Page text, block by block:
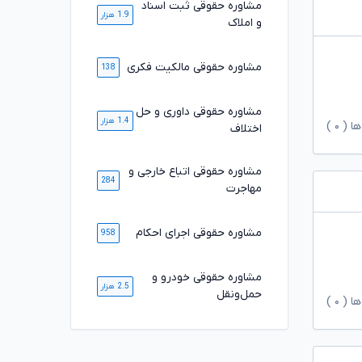
( ۰
( ۰
مشاوره حقوقی ثبت اسناد
و املاک
1.9 هزار
مشاوره حقوقی مالکیت فکری 138
مشاوره حقوقی داوری و حل
اختلاف
1.4 هزار
مشاوره حقوقی اتباع خارجی و
مهاجرت
284
مشاوره حقوقی اجرای احکام 958
مشاوره حقوقی خودرو و
حمل‌ونقل
2.5 هزار